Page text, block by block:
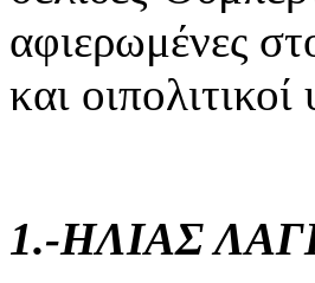
αφιερωμένες
και
1.-ΗΛΙΑΣ